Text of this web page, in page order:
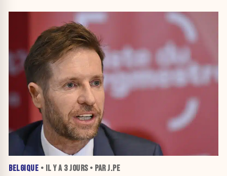
BELGIQUE • IL Y A 3 JOURS• PAR J.PE